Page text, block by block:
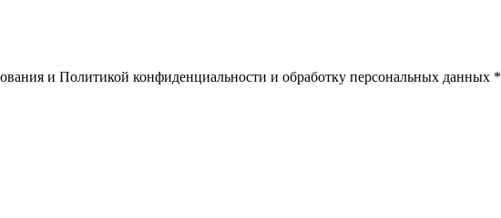
и Политикой конфиденциальности и обработку персональных данных *